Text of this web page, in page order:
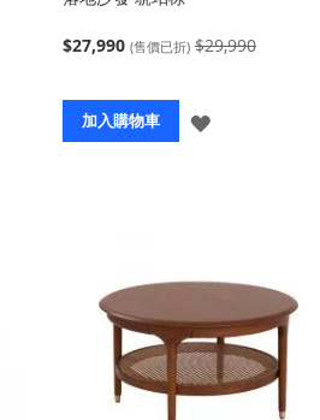
$27,990 (售價已折) $29,990
加入購物車
登